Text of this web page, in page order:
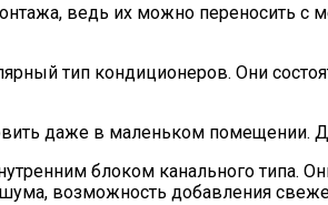
ведь их можно переносить с
тип кондиционеров. Они
даже в маленьком помещении.
блоком канального типа.
возможность добавления